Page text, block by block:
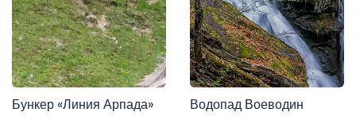
Бункер «Линия Арпада» Водопад Воеводин